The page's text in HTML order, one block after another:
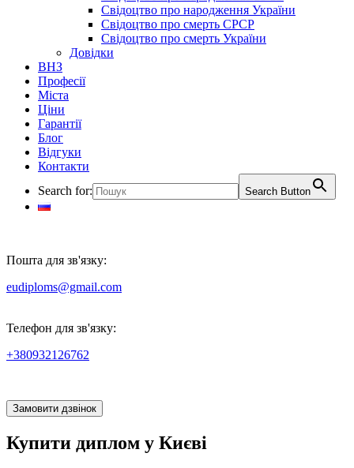
Свідоцтво про народження України
Свідоцтво про смерть СРСР
Свідоцтво про смерть України
Довідки
ВНЗ
Професії
Міста
Ціни
Гарантії
Блог
Відгуки
Контакти
Search for:
Search Button
Пошта для зв'язку:
eudiploms@gmail.com
Телефон для зв'язку:
+380932126762
Замовити дзвінок
Купити диплом у Києві